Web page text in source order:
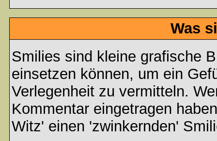
Was
Smilies sind kleine grafische
einsetzen können, um ein
Verlegenheit zu vermitteln.
Kommentar eingetragen
Witz' einen 'zwinkernden'